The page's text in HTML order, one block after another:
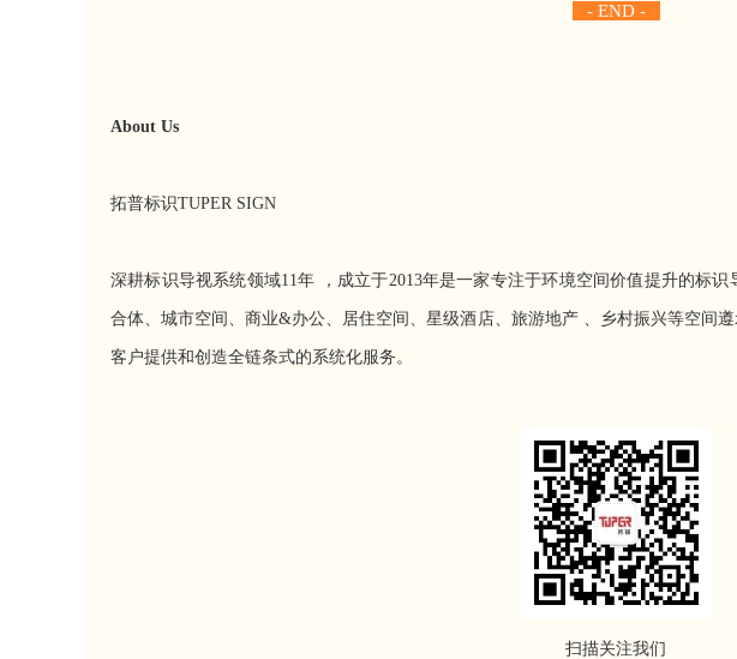
- END -
About Us
拓普标识TUPER SIGN
深耕标识导视系统领域11年 ，成立于2013年是一家专注于环境空间价值提升的标
合体、城市空间、商业&办公、居住空间、星级酒店、旅游地产 、乡村振兴等空间
客户提供和创造全链条式的系统化服务。
扫描关注我们